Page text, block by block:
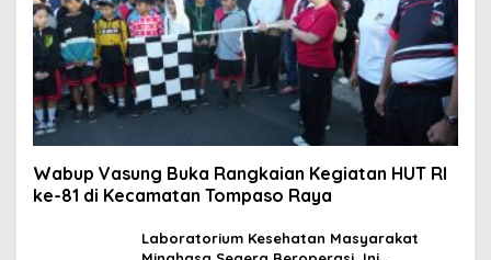
Wabup Vasung Buka Rangkaian Kegiatan HUT RI
ke-81 di Kecamatan Tompaso Raya
Laboratorium Kesehatan Masyarakat